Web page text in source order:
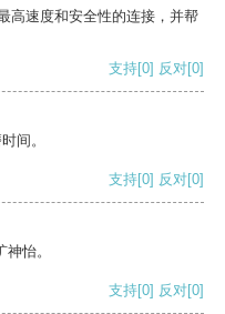
高速度和安全性的连接，并帮
支持[0] 反对[0]
间。
支持[0] 反对[0]
怡。
支持[0] 反对[0]